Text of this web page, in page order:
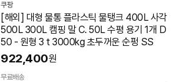
쿠팡
[해외] 대형 물통 플라스틱 물탱크 400L 사각
500L 300L 캠핑 말 C. 50L 수평 용기 1개 D
50 - 원형 3 t 3000kg 초두꺼운 순펑 SS
922,400원
무료배송